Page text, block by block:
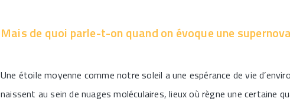
Mais de quoi parle-t-on quand on évoque une
Une étoile moyenne comme notre soleil a une espérance de vie
naissent au sein de nuages moléculaires, lieux où règne une certaine